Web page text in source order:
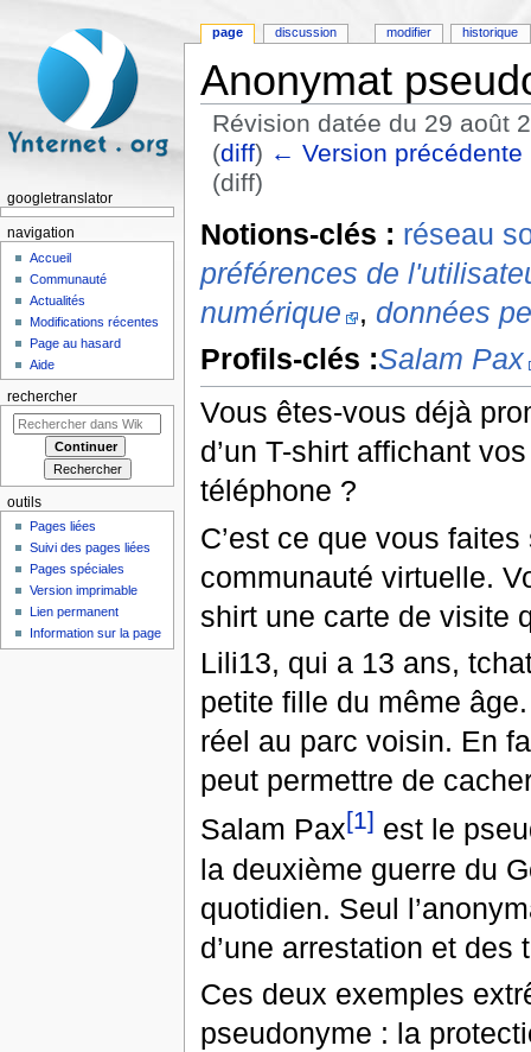
Anonymat
Révision datée du 29 août
(diff) ← Version précédente
(diff)
Notions-clés : réseau
préférences de
numérique
, données
Profils-clés :Salam Pax
Vous êtes-vous déjà
d’un T-shirt affichant
téléphone ?
C’est ce que vous
communauté virtuelle.
shirt une carte de visite
Lili13, qui a 13 ans,
petite fille du même
réel au parc voisin. En
peut permettre de
Salam Pax[1] est le
la deuxième guerre du
quotidien. Seul
d’une arrestation et
Ces deux exemples
pseudonyme : la
page discussion modifier historique
googletranslator
navigation
Accueil
Communauté
Actualités
Modifications récentes
Page au hasard
Aide
rechercher
outils
Pages liées
Suivi des pages liées
Pages spéciales
Version imprimable
Lien permanent
Information sur la page